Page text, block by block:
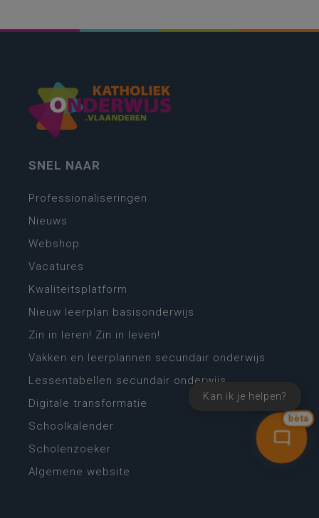
bèta
Kan ik je helpen?
SNEL NAAR
Professionaliseringen
Nieuws
Webshop
Vacatures
Kwaliteitsplatform
Nieuw leerplan basisonderwijs
Zin in leren! Zin in leven!
Vakken en leerplannen secundair onderwijs
Lessentabellen secundair onderwijs
Digitale transformatie
Schoolkalender
Scholenzoeker
Algemene website